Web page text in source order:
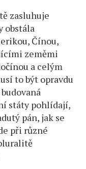
zasluhuje
obstála
Čínou,
zeměmi
a celým
to být opravdu
státy pohlídají,
pán, jak se
při různé